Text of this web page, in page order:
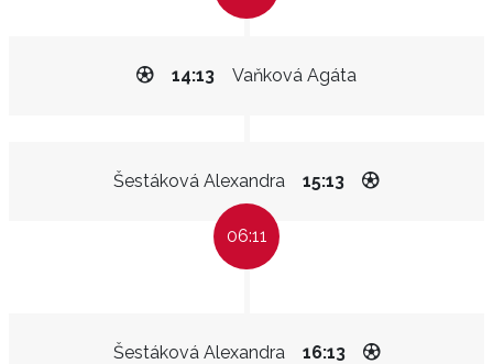
Vaňková Agáta
14:13
Šestáková Alexandra 15:13
06:11
Šestáková Alexandra 16:13